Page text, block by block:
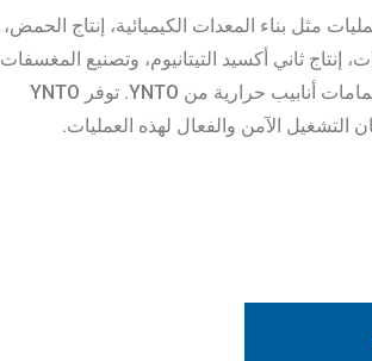
مثل بناء المعدات الكيميائية، إنتاج الحمض،
إنتاج ثاني أكسيد التيتانيوم، وتصنيع المغسفات
جميعها صمامات تحكم YNTO وصمامات أنابيب حرارية من YNTO. توفر YNTO
التشغيل الآمن والفعال لهذه العمليات.